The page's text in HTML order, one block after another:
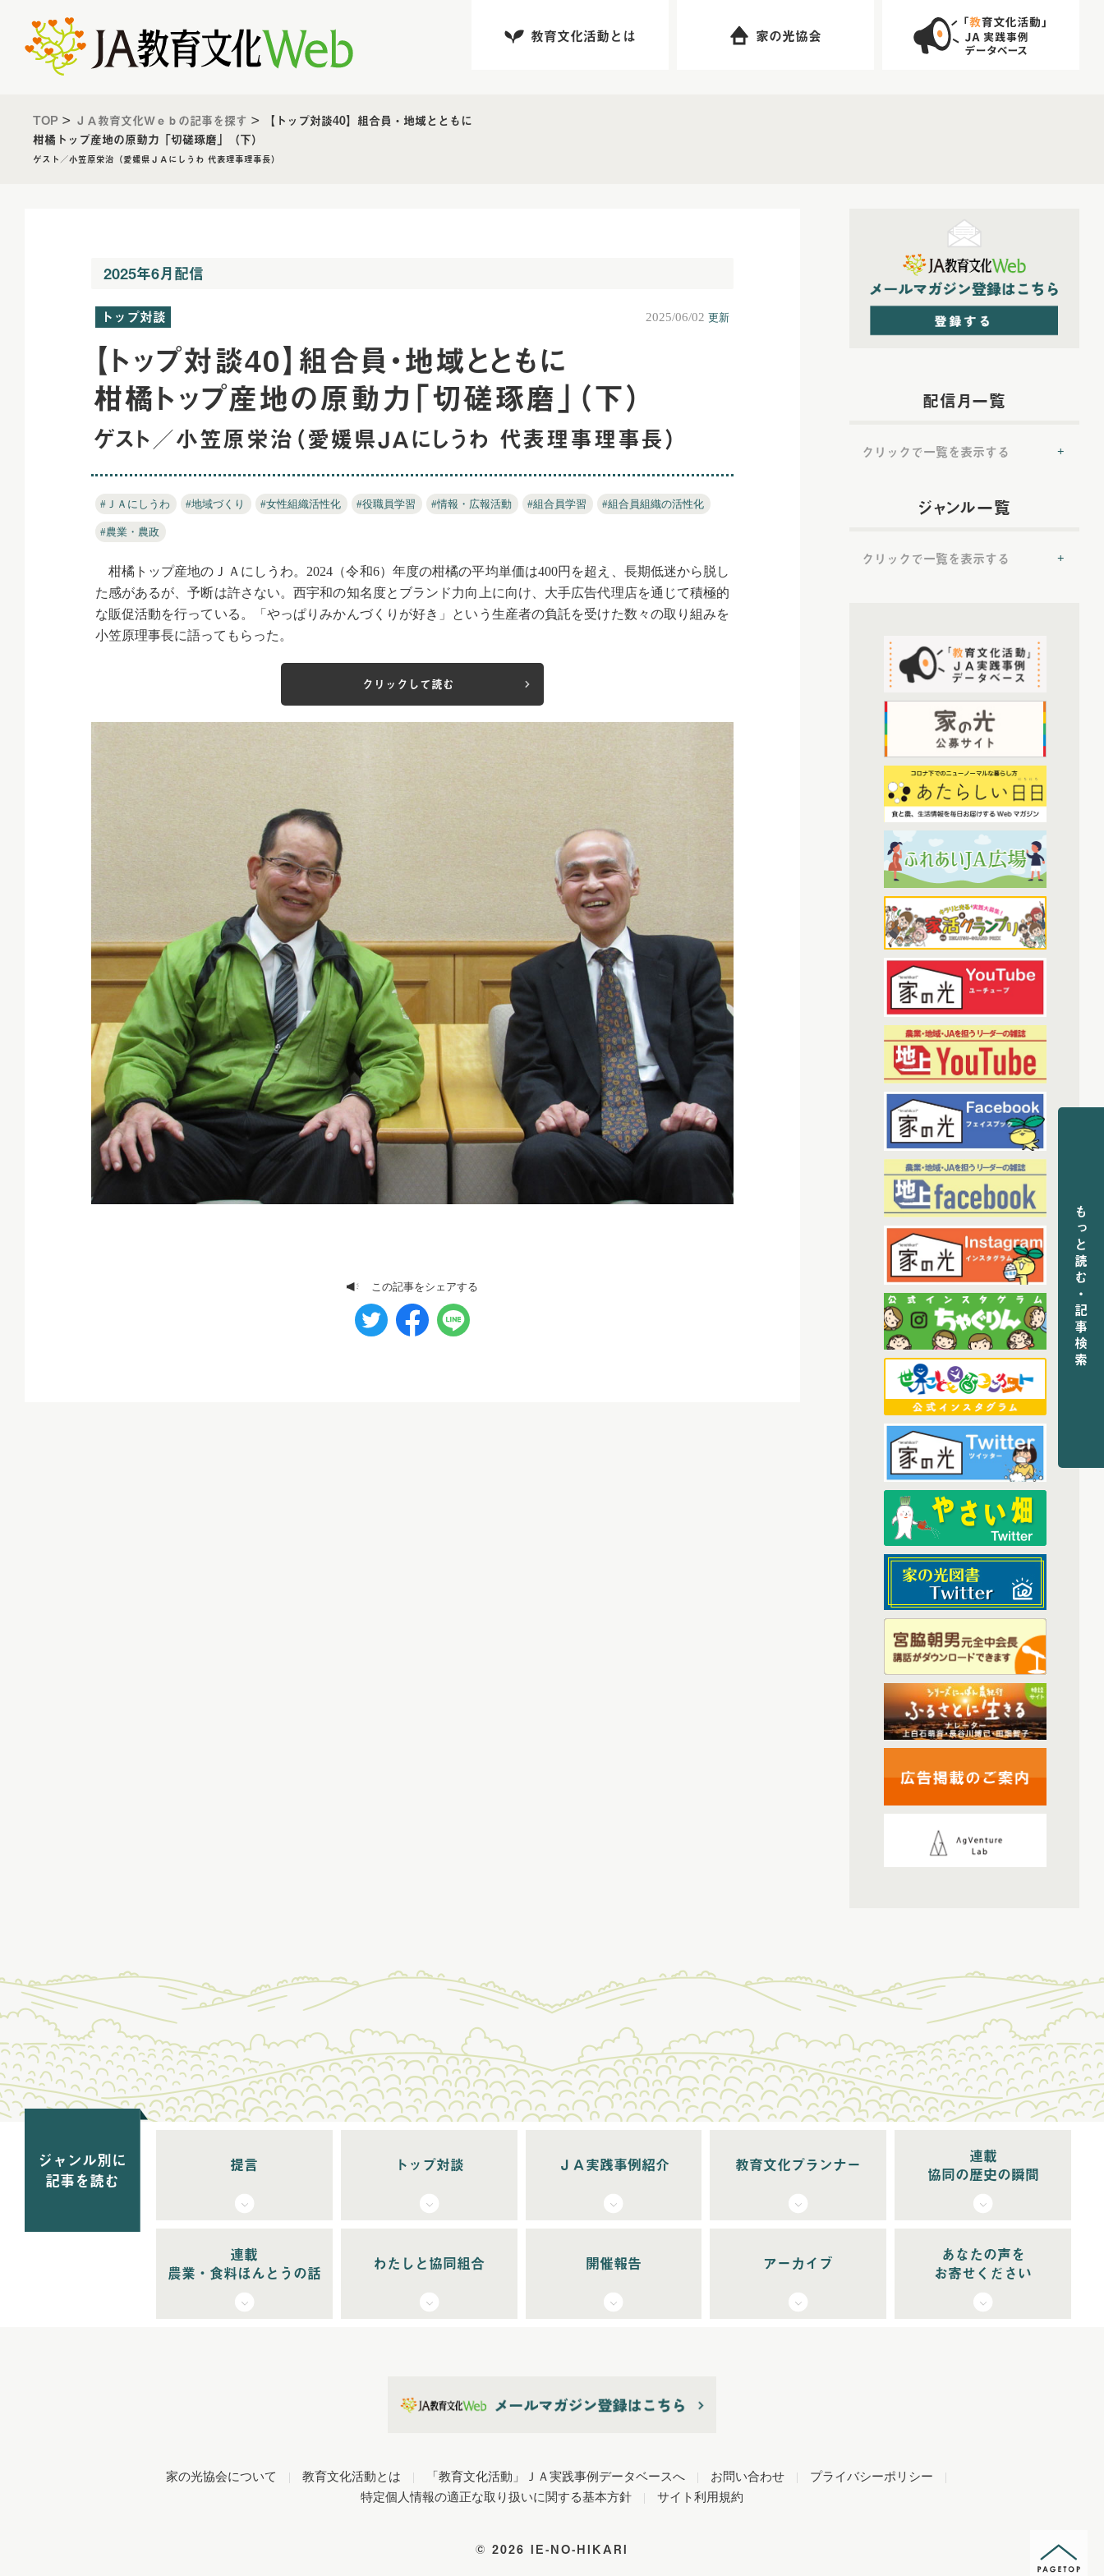
教育文化活動とは 家の光協会
TOP > ＪＡ教育文化Ｗｅｂの記事を探す >
【トップ対談40】組合員・地域とともに
柑橘トップ産地の原動力「切磋琢磨」（下）
ゲスト／小笠原栄治（愛媛県ＪＡにしうわ 代表理事理事長）
2025年6月配信
トップ対談 2025/06/02更新
【トップ対談40】組合員・地域とともに
柑橘トップ産地の原動力「切磋琢磨」（下）
ゲスト／小笠原栄治（愛媛県ＪＡにしうわ 代表理事理事長）
#ＪＡにしうわ #地域づくり #女性組織活性化 #役職員学習 #情報・広報活動 #組合員学習 #組合員組織の活性化
#農業・農政
柑橘トップ産地のＪＡにしうわ。2024（令和6）年度の柑橘の平均単価は400円を超え、長期低迷から脱し
た感があるが、予断は許さない。西宇和の知名度とブランド力向上に向け、大手広告代理店を通じて積極的
な販促活動を行っている。「やっぱりみかんづくりが好き」という生産者の負託を受けた数々の取り組みを
小笠原理事長に語ってもらった。
クリックして読む
この記事をシェアする
配信月一覧
クリックで一覧を表示する
2022年5月配信(6)
2022年7月配信(8)
2022年11月配信(6)
2022年12月配信(6)
2023年配信 (72)
2023年1月配信(6)
2023年2月配信 (7)
2023年3月配信(6)
2023年4月配信(6)
2023年5月配信(6)
2023年6月配信(5)
2023年7月配信(6)
2023年8月配信(6)
2023年9月配信(6)
2023年10月配信(6)
2023年11月配信
2023年12月配信(6)
2024年配信 (70)
2024年1月配信 (6)
2024年2月配信(7)
2024年3月配信(6)
2024年4月配信(6)
2024年5月配信 (6)
2024年6月配信(5)
2024年7月配信 (6)
2024年8月配信(6)
2024年9月配信 (6)
2024年10月配信(6)
2024年11月配信(5)
2024年12月配信(5)
2025年配信(68)
2025年11月配信(6)
2025年12月配信(5)
2025年8月配信
2025年9月配信 (6)
2025年1月配信(6)
2025年2月配信(6)
2025年3月配信(4)
2025年4月配信(6)
2025年5月配信(6)
2025年7月配信(6)
2025年10月配信(6)
2026年3月配信 (5)
ジャンル一覧
クリックで一覧を表示する
トップ対談
ＪＡ実践事例紹介(37)
教育文化プランナー (19)
協同の歴史の瞬間(52)
農業・食料ほんとうの話(52)
わたしと協同組合(3)
開催報告 (38)
あなたの声をお寄せください(1)
その他(1)
アーカイブ(7)
現代に語り継ぐ賀川豊彦とハル
トップ対談アーカイブ(1)
ジャンル別に
記事を読む
提言 トップ対談 ＪＡ実践事例紹介 教育文化プランナー
連載
協同の歴史の瞬間
連載
農業・食料ほんとうの話
わたしと協同組合 開催報告 アーカイブ
あなたの声を
お寄せください
家の光協会について | 教育文化活動とは | 「教育文化活動」ＪＡ実践事例データベースへ | お問い合わせ | プライバシーポリシー
|
特定個人情報の適正な取り扱いに関する基本方針
| サイト利用規約
© 2026 IE-NO-HIKARI
もっと読む・記事検索